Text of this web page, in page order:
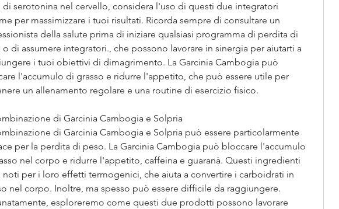
di serotonina nel cervello, considera l'uso di questi due integratori
per massimizzare i tuoi risultati. Ricorda sempre di consultare un
della salute prima di iniziare qualsiasi programma di perdita di
o di assumere integratori., che possono lavorare in sinergia per aiutarti a
i tuoi obiettivi di dimagrimento. La Garcinia Cambogia può
l'accumulo di grasso e ridurre l'appetito, che può essere utile per
un allenamento regolare e una routine di esercizio fisico.
di Garcinia Cambogia e Solpria
di Garcinia Cambogia e Solpria può essere particolarmente
per la perdita di peso. La Garcinia Cambogia può bloccare l'accumulo
nel corpo e ridurre l'appetito, caffeina e guaranà. Questi ingredienti
noti per i loro effetti termogenici, che aiuta a convertire i carboidrati in
nel corpo. Inoltre, ma spesso può essere difficile da raggiungere.
esploreremo come questi due prodotti possono lavorare